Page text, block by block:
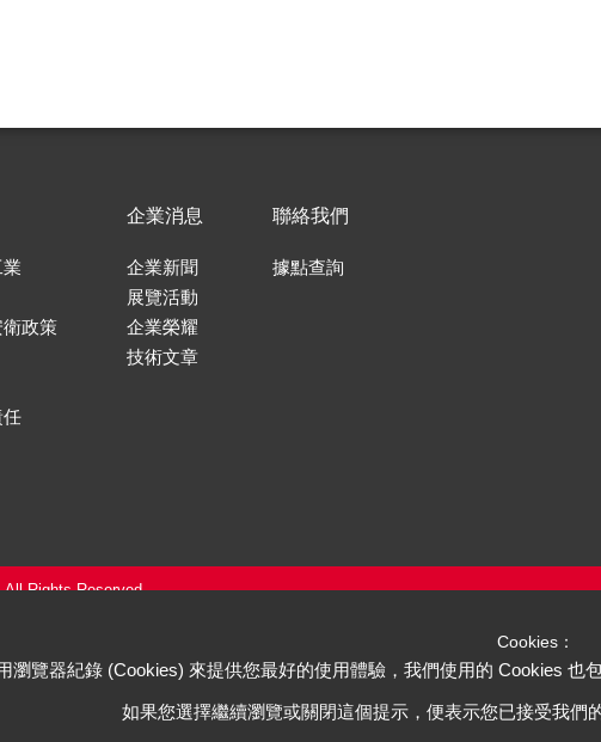
政策
企業消息
企業新聞
展覽活動
企業榮耀
技術文章
聯絡我們
據點查詢
Rights Reserved.
Cookies：
瀏覽器紀錄 (Cookies) 來提供您最好的使用體驗，我們使用的 Cookies 也
如果您選擇繼續瀏覽或關閉這個提示，便表示您已接受我們